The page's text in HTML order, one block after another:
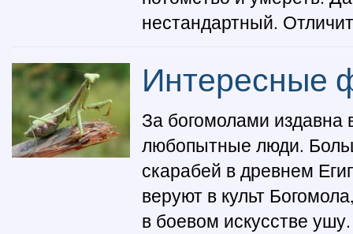
нестандартный.
Интересные
За богомолами
любопытные люди.
скарабей в древнем
веруют в культ
в боевом искусстве